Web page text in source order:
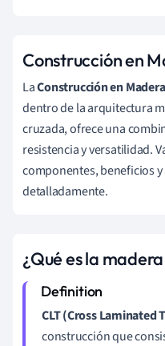
Construcción en
LaConstrucción en Madera
dentro de la arquitectura
cruzada, ofrece una
resistencia y versatilidad.
componentes, beneficios
detalladamente.
¿Qué es la
CLT (Cross Laminated
construcción que